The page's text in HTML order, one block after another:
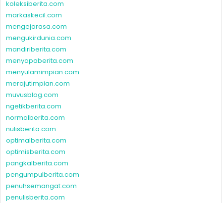
koleksiberita.com
markaskecil.com
mengejarasa.com
mengukirdunia.com
mandiriberita.com
menyapaberita.com
menyulamimpian.com
merajutimpian.com
muvusblog.com
ngetikberita.com
normalberita.com
nulisberita.com
optimalberita.com
optimisberita.com
pangkalberita.com
pengumpulberita.com
penuhsemangat.com
penulisberita.com